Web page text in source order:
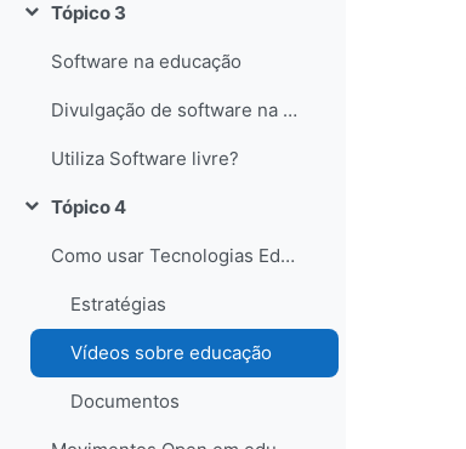
Contrair
Tópico 3
Software na educação
Divulgação de software na educação
Utiliza Software livre?
Contrair
Tópico 4
Como usar Tecnologias Educativas com alunos?
Estratégias
Vídeos sobre educação
Documentos